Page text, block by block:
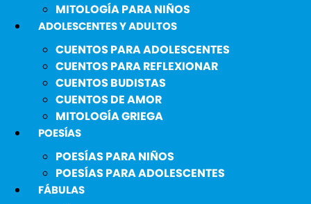
MITOLOGÍA PARA NIÑOS
ADOLESCENTES Y ADULTOS
CUENTOS PARA ADOLESCENTES
CUENTOS PARA REFLEXIONAR
CUENTOS BUDISTAS
CUENTOS DE AMOR
MITOLOGÍA GRIEGA
POESÍAS
POESÍAS PARA NIÑOS
POESÍAS PARA ADOLESCENTES
FÁBULAS